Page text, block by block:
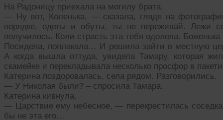
На Радоницу приехала на могилу брата.
— Ну вот, Коленька, — сказала, глядя на
порядке, одеты и обуты, ты не переживай. Лежи
получилось. Коли страсть эта тебя одолела.
Посидела, поплакала… И решила зайти в местную
А когда вышла оттуда, увидела Тамару, которая
скамейке и перекладывала несколько просфор в
Катерина поздоровалась, села рядом. Разговорились.
— У Николая были? – спросила Тамара.
Катерина кивнула.
— Царствие ему небесное, — перекрестилась
бы не эта его…